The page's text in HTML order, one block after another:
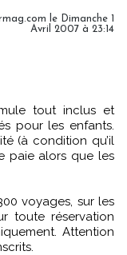
le Dimanche 1
Avril 2007 à 23:14
pour les enfants.
(à condition qu’il
paie alors que les
voyages, sur les
toute réservation
Attention